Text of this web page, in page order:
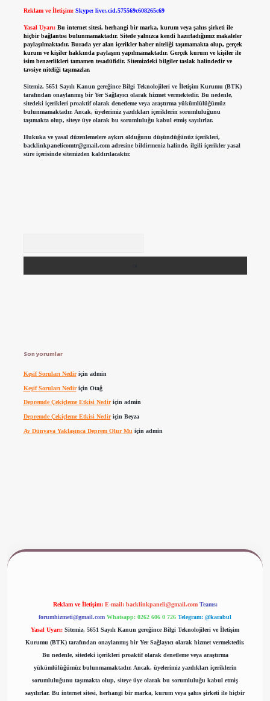
Reklam ve İletişim: Skype: live:.cid.575569c608265c69
Yasal Uyarı: Bu internet sitesi, herhangi bir marka, kurum veya şahıs şirketi ile
hiçbir bağlantısı bulunmamaktadır. Sitede yalnızca kendi hazırladığımız makaleler
paylaşılmaktadır. Burada yer alan içerikler haber niteliği taşımamakta olup, gerçek
kurum ve kişiler hakkında paylaşım yapılmamaktadır. Gerçek kurum ve kişiler ile
isim benzerlikleri tamamen tesadüfidir. Sitemizdeki bilgiler taslak halindedir ve
tavsiye niteliği taşımazlar.
Sitemiz, 5651 Sayılı Kanun gereğince Bilgi Teknolojileri ve İletişim Kurumu (BTK)
tarafından onaylanmış bir Yer Sağlayıcı olarak hizmet vermektedir. Bu nedenle,
sitedeki içerikleri proaktif olarak denetleme veya araştırma yükümlülüğümüz
bulunmamaktadır. Ancak, üyelerimiz yazdıkları içeriklerin sorumluluğunu
taşımakta olup, siteye üye olarak bu sorumluluğu kabul etmiş sayılırlar.
Hukuka ve yasal düzenlemelere aykırı olduğunu düşündüğünüz içerikleri,
backlinkpanelicomtr@gmail.comadresine bildirmeniz halinde, ilgili içerikler yasal
süre içerisinde sitemizden kaldırılacaktır.
Son yorumlar
Keşif Soruları Nediriçin admin
Keşif Soruları Nediriçin Otağ
Depremde Çekiçleme Etkisi Nediriçin admin
Depremde Çekiçleme Etkisi Nediriçin Beyza
Ay Dünyaya Yaklaşınca Deprem Olur Mu için admin
Reklam ve İletişim: E-mail: backlinkpaneli@gmail.com Teams:
forumhizmeti@gmail.com Whatsapp: 0262 606 0 726 Telegram: @karabul
Yasal Uyarı: Sitemiz, 5651 Sayılı Kanun gereğince Bilgi Teknolojileri ve İletişim
Kurumu (BTK) tarafından onaylanmış bir Yer Sağlayıcı olarak hizmet vermektedir.
Bu nedenle, sitedeki içerikleri proaktif olarak denetleme veya araştırma
yükümlülüğümüz bulunmamaktadır. Ancak, üyelerimiz yazdıkları içeriklerin
sorumluluğunu taşımakta olup, siteye üye olarak bu sorumluluğu kabul etmiş
sayılırlar. Bu internet sitesi, herhangi bir marka, kurum veya şahıs şirketi ile hiçbir